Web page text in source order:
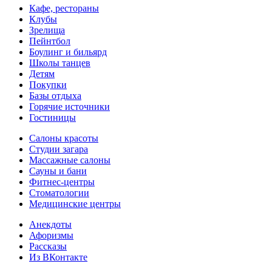
Кафе, рестораны
Клубы
Зрелища
Пейнтбол
Боулинг и бильярд
Школы танцев
Детям
Покупки
Базы отдыха
Горячие источники
Гостиницы
Салоны красоты
Студии загара
Массажные салоны
Сауны и бани
Фитнес-центры
Стоматологии
Медицинские центры
Анекдоты
Афоризмы
Рассказы
Из ВКонтакте